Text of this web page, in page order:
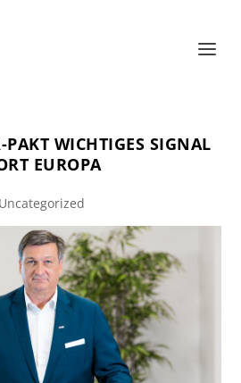
PAKT WICHTIGES SIGNAL
EUROPA
Uncategorized